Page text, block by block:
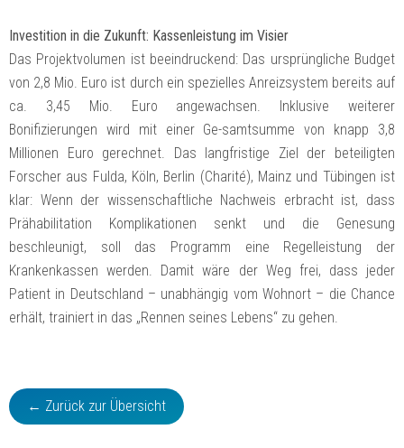
Investition in die Zukunft: Kassenleistung im Visier
Das Projektvolumen ist beeindruckend: Das ursprüngliche Budget
von 2,8 Mio. Euro ist durch ein spezielles Anreizsystem bereits auf
ca. 3,45 Mio. Euro angewachsen. Inklusive weiterer
Bonifizierungen wird mit einer Ge-samtsumme von knapp 3,8
Millionen Euro gerechnet. Das langfristige Ziel der beteiligten
Forscher aus Fulda, Köln, Berlin (Charité), Mainz und Tübingen ist
klar: Wenn der wissenschaftliche Nachweis erbracht ist, dass
Prähabilitation Komplikationen senkt und die Genesung
beschleunigt, soll das Programm eine Regelleistung der
Krankenkassen werden. Damit wäre der Weg frei, dass jeder
Patient in Deutschland – unabhängig vom Wohnort – die Chance
erhält, trainiert in das „Rennen seines Lebens“ zu gehen.
← Zurück zur Übersicht